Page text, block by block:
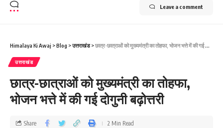
Leave a comment
Himalaya Ki Awaj >Blog >उत्तराखंड>छात्र-छात्राओं को मुख्यमंत्री का तोहफा, भोजन भत्ते में की गई दोगुनी बढ़ोत्तरी
उत्तराखंड
छात्र-छात्राओं को मुख्यमंत्री का तोहफा,
भोजन भत्ते में की गई दोगुनी बढ़ोत्तरी
Share 2 Min Read